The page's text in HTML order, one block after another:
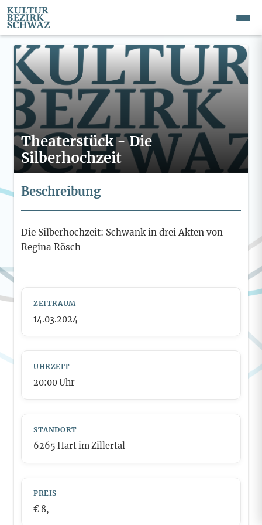
Theaterstück - Die
Silberhochzeit
Beschreibung
Die Silberhochzeit: Schwank in drei Akten von
Regina Rösch
ZEITRAUM
14.03.2024
UHRZEIT
20:00Uhr
STANDORT
6265 Hart im Zillertal
PREIS
€ 8,--